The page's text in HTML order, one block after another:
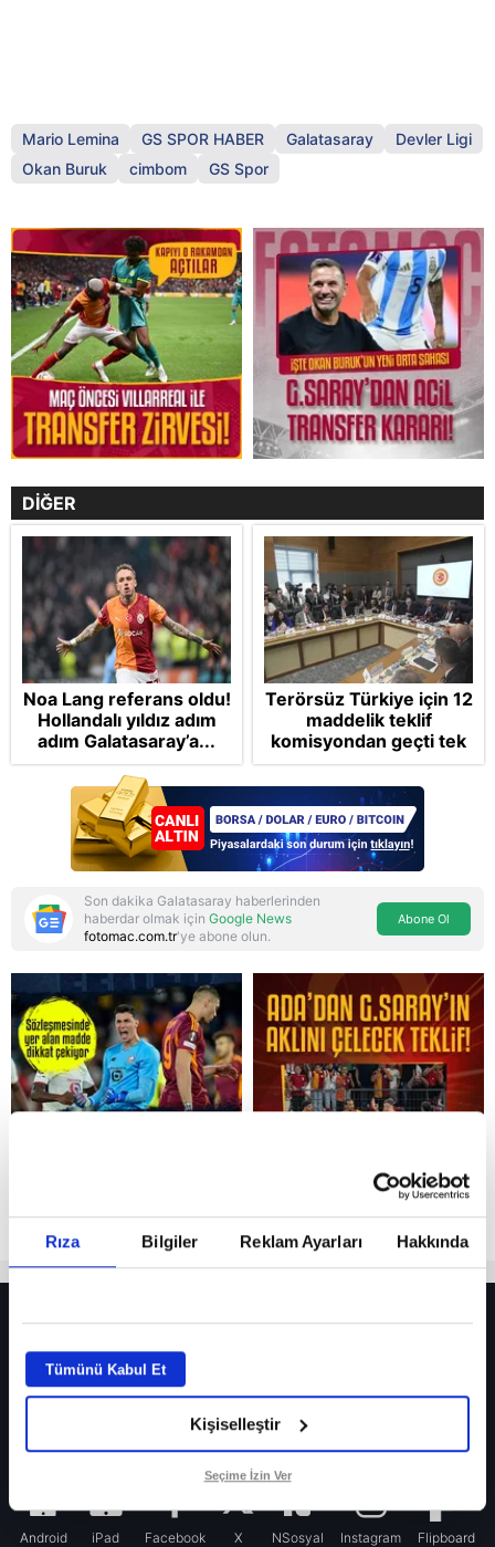
Rıza Bilgiler Reklam Ayarları Hakkında
Tümünü Kabul Et
Kişiselleştir
Seçime İzin Ver
Reddet
Mario Lemina GS SPOR HABER Galatasaray
Devler Ligi
Okan Buruk
cimbom GS Spor
DİĞER
Noa Lang referans oldu!
Hollandalı yıldız adım
adım Galatasaray’a...
Terörsüz Türkiye için 12
maddelik teklif
komisyondan geçti tek
madde değişti!
Soruşturma ve cezalar
hangi şartlarda
ertelenecek?
Son dakika Galatasaray haberlerinden
haberdar olmak için Google News
fotomac.com.tr'ye abone olun.
Abone Ol
Fenerbahçe’de sürpriz ayrılık ihtimali! Devre arasında gelmişti
Fenerbahçe’nin yeni transferi Mason Greenwood için olay sözler!
Galatasaray’da rota yeniden Thiago Almada!
Android iPad Facebook X NSosyal Instagram Flipboard